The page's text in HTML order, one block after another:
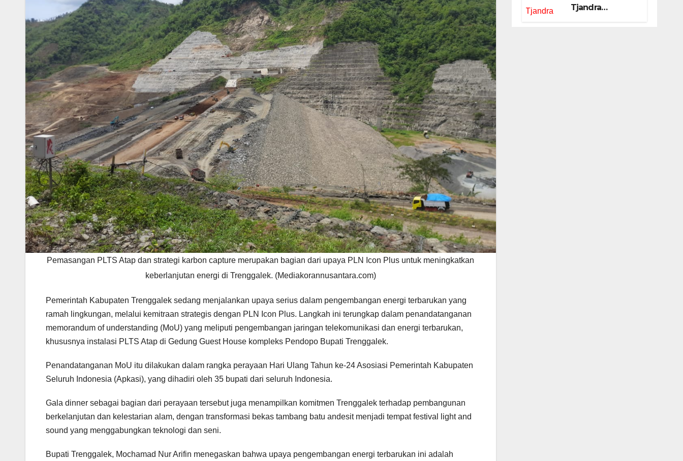
Pemasangan PLTS Atap dan strategi karbon capture merupakan bagian dari upaya PLN Icon Plus untuk meningkatkan
keberlanjutan energi di Trenggalek. (Mediakorannusantara.com)
Pemerintah Kabupaten Trenggalek sedang menjalankan upaya serius dalam pengembangan energi terbarukan yang
ramah lingkungan, melalui kemitraan strategis dengan PLN Icon Plus. Langkah ini terungkap dalam penandatanganan
memorandum of understanding (MoU) yang meliputi pengembangan jaringan telekomunikasi dan energi terbarukan,
khususnya instalasi PLTS Atap di Gedung Guest House kompleks Pendopo Bupati Trenggalek.
Penandatanganan MoU itu dilakukan dalam rangka perayaan Hari Ulang Tahun ke-24 Asosiasi Pemerintah Kabupaten
Seluruh Indonesia (Apkasi), yang dihadiri oleh 35 bupati dari seluruh Indonesia.
Gala dinner sebagai bagian dari perayaan tersebut juga menampilkan komitmen Trenggalek terhadap pembangunan
berkelanjutan dan kelestarian alam, dengan transformasi bekas tambang batu andesit menjadi tempat festival light and
sound yang menggabungkan teknologi dan seni.
Bupati Trenggalek, Mochamad Nur Arifin menegaskan bahwa upaya pengembangan energi terbarukan ini adalah
Tjandra